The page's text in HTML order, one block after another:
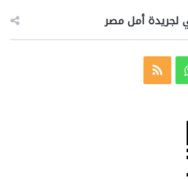
لجريدة أمل مصر
واتسابملخص